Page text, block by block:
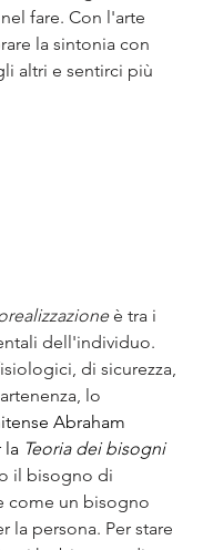
fare. Con l'arte
la sintonia con
altri e sentirci più
è tra i
dell'individuo.
di sicurezza,
lo
Abraham
la Teoria dei bisogni
il bisogno di
come un bisogno
la persona. Per stare